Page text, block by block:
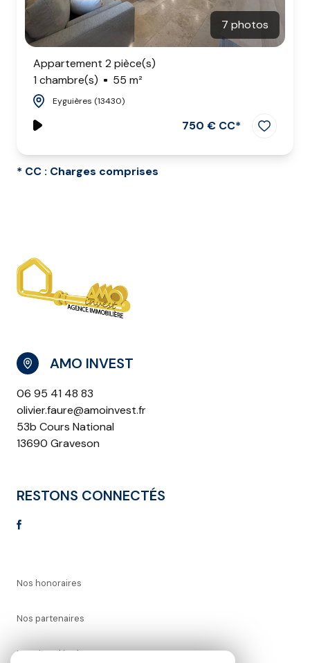
7 photos
Appartement 2 pièce(s)
1 chambre(s)
55 m²
Eyguières (13430)
750 € CC*
* CC : Charges comprises
AMO INVEST
06 95 41 48 83
olivier.faure@amoinvest.fr
53b Cours National
13690 Graveson
RESTONS CONNECTÉS
Nos honoraires
Nos partenaires
Mentions légales